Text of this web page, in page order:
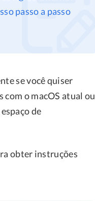
passo a passo
se você quiser
o macOS atual ou
de
obter instruções